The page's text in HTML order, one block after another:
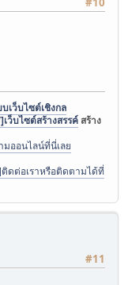
ว็บไซต์เชิงกล
บไซต์สร้างสรรค์ สร้าง
ออนไลน์ที่นี่เลย
ดต่อเราหรือติดตามได้ที่
#11